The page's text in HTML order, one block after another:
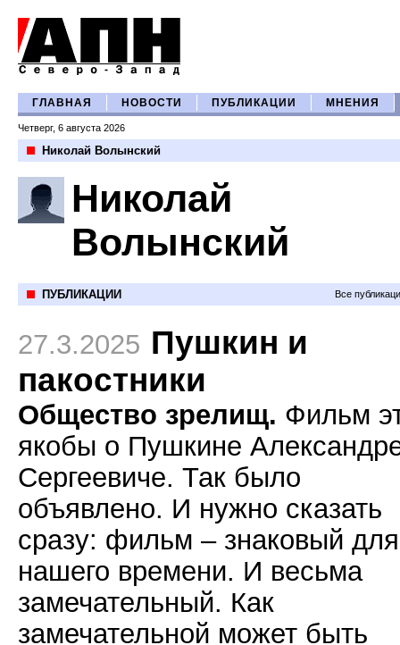
ГЛАВНАЯ НОВОСТИ ПУБЛИКАЦИИ МНЕНИЯ
Четверг, 6 августа 2026
Николай Волынский
Николай
Волынский
ПУБЛИКАЦИИ Все
27.3.2025 Пушкин и
пакостники
Общество зрелищ. Фильм
якобы о Пушкине
Сергеевиче. Так было
объявлено. И нужно сказать
сразу: фильм – знаковый для
нашего времени. И весьма
замечательный. Как
замечательной может быть